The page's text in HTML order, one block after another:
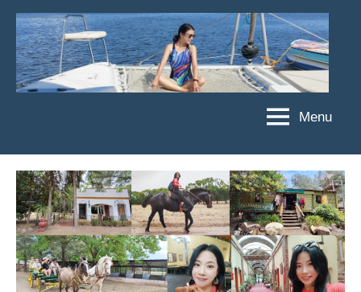
Skip
content
菲
亞
娃
JEFFIA
FANG
亞
娃
粉
絲
團、
主
Menu